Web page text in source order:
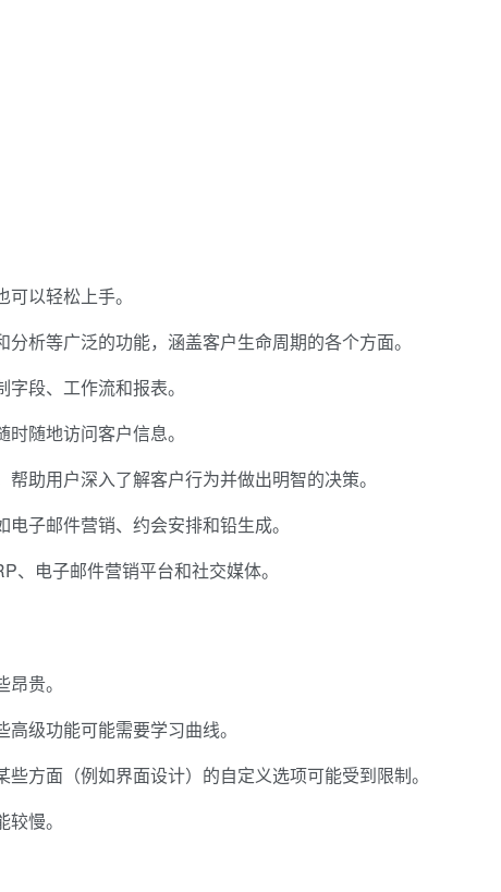
以轻松上手。
析等广泛的功能，涵盖客户生命周期的各个方面。
段、工作流和报表。
随地访问客户信息。
助用户深入了解客户行为并做出明智的决策。
子邮件营销、约会安排和铅生成。
、电子邮件营销平台和社交媒体。
贵。
级功能可能需要学习曲线。
些方面（例如界面设计）的自定义选项可能受到限制。
慢。